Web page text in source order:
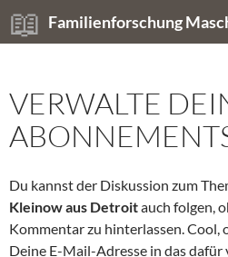
Zum
Inhalt
Familienforschung
Suchen
VERWALTE
Du kannst der Diskussion zum
Kleinow aus Detroitauch folgen,
Kommentar zu hinterlassen. Cool,
Deine E-Mail-Adresse in das dafür